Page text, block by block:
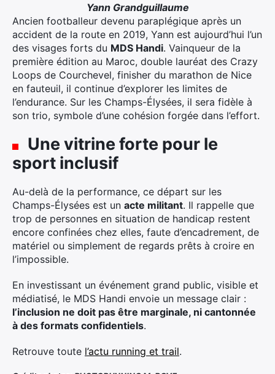
Yann Grandguillaume
Ancien footballeur devenu paraplégique après un
accident de la route en 2019, Yann est aujourd’hui l’un
des visages forts du MDS Handi. Vainqueur de la
première édition au Maroc, double lauréat des Crazy
Loops de Courchevel, finisher du marathon de Nice
en fauteuil, il continue d’explorer les limites de
l’endurance. Sur les Champs-Élysées, il sera fidèle à
son trio, symbole d’une cohésion forgée dans l’effort.
Une vitrine forte pour le
sport inclusif
Au-delà de la performance, ce départ sur les
Champs-Élysées est un acte militant. Il rappelle que
trop de personnes en situation de handicap restent
encore confinées chez elles, faute d’encadrement, de
matériel ou simplement de regards prêts à croire en
l’impossible.
En investissant un événement grand public, visible et
médiatisé, le MDS Handi envoie un message clair :
l’inclusion ne doit pas être marginale, ni cantonnée
à des formats confidentiels.
Retrouve toute l’actu running et trail.